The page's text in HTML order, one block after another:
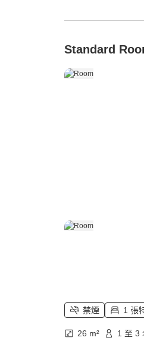
Standard
禁煙 1 張
26 m² 1 至 3